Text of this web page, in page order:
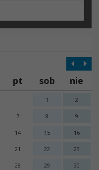
pt sob nie
1 2
7 8 9
14 15 16
21 22 23
28 29 30